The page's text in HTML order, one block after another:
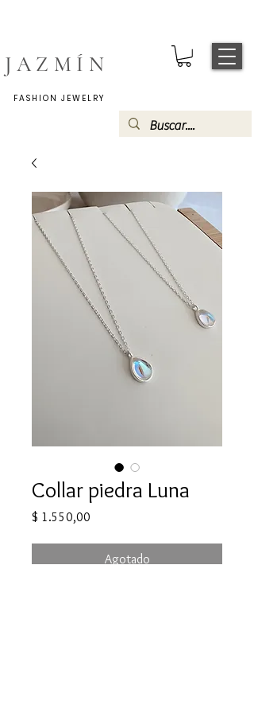
JAZMÍN
FASHION JEWELRY
Collar piedra Luna
$ 1.550,00
Agotado